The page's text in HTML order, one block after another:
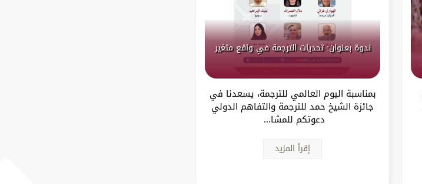
ندوة بعنوان: تحديات الترجمة في واقع متغير
بمناسبة اليوم العالمي للترجمة، يسعدنا في
جائزة الشيخ حمد للترجمة والتفاهم الدولي
دعوتكم للمشا...
إقرأ المزيد